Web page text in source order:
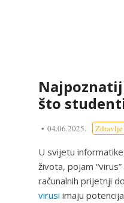
što
04.06.2025.
U svijetu
života, pojam
računalnih prijetnji
virusi imaju